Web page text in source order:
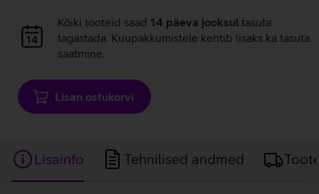
Andmete
laadimine
Kõiki tooteid saad 14 päeva jooksul tasuta
tagastada. Kuupakkumistele kehtib lisaks ka tasuta
saatmine.
Lisan ostukorvi
Lisainfo Tehnilised andmed